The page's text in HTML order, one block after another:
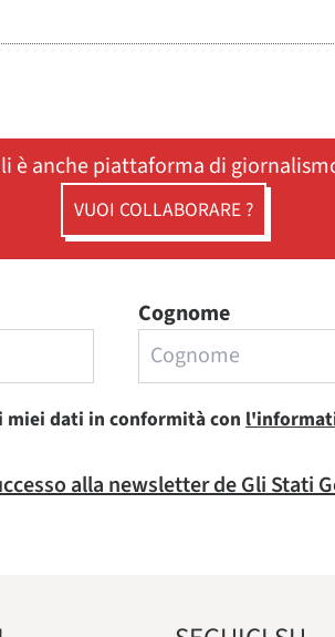
è anche piattaforma di
VUOI COLLABORARE ?
Cognome
miei dati in conformità con
alla newsletter de Gli Stati